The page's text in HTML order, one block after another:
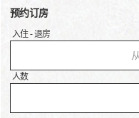
预约订房
入住 - 退房
人数